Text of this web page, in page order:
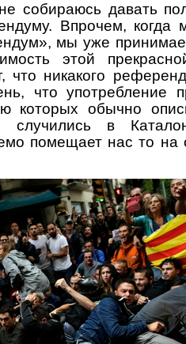
собираюсь давать
Впрочем,
мы уже
этой
что никакого
что употребление
которых обычно
случились в
помещает нас то на